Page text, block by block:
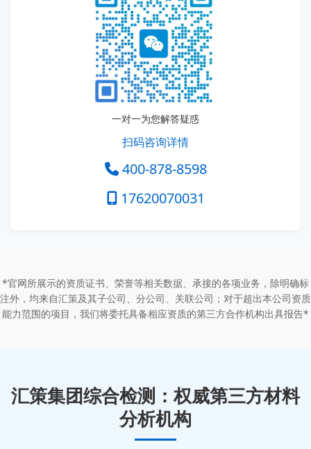
一对一为您解答疑惑
扫码咨询详情
400-878-8598
17620070031
*官网所展示的资质证书、荣誉等相关数据、承接的各项业务，除明确标
注外，均来自汇策及其子公司、分公司、关联公司；对于超出本公司资质
能力范围的项目，我们将委托具备相应资质的第三方合作机构出具报告*
汇策集团综合检测：权威第三方材料
分析机构